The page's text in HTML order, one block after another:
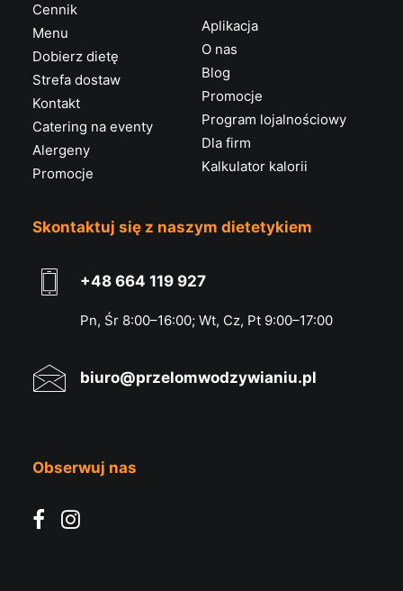
Cennik
Menu
Dobierz dietę
Strefa dostaw
Kontakt
Catering na eventy
Alergeny
Promocje
Aplikacja
O nas
Blog
Promocje
Program lojalnościowy
Dla firm
Kalkulator kalorii
Skontaktuj się z naszym dietetykiem
+48 664 119 927
Pn, Śr 8:00–16:00; Wt, Cz, Pt 9:00–17:00
biuro@przelomwodzywianiu.pl
Obserwuj nas